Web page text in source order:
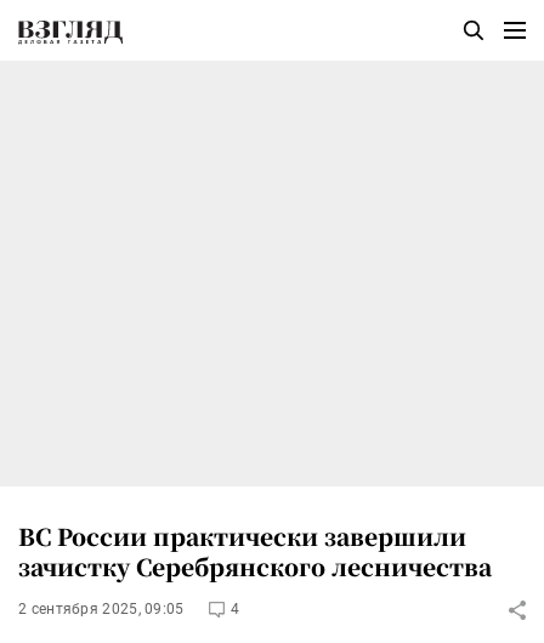
ВС России практически завершили
зачистку Серебрянского лесничества
2 сентября 2025, 09:05 4